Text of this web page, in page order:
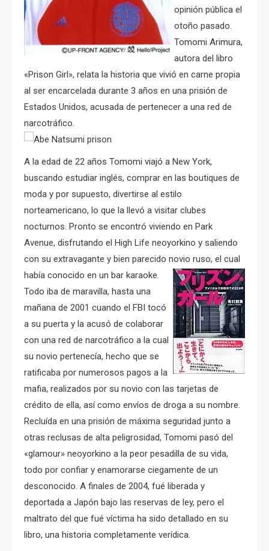
opinión pública el
otoño pasado.
Tomomi Arimura,
autora del libro
«Prison Girl», relata la historia que vivió en carne propia
al ser encarcelada durante 3 años en una prisión de
Estados Unidos, acusada de pertenecer a una red de
narcotráfico.
A la edad de 22 años Tomomi viajó a New York,
buscando estudiar inglés, comprar en las boutiques de
moda y por supuesto, divertirse al estilo
norteamericano, lo que la llevó a visitar clubes
nocturnos. Pronto se encontró viviendo en Park
Avenue, disfrutando el High Life neoyorkino y saliendo
con su extravagante y bien parecido novio ruso, el cual
había conocido en un bar karaoke.
Todo iba de maravilla, hasta una
mañana de 2001 cuando el FBI tocó
a su puerta y la acusó de colaborar
con una red de narcotráfico a la cual
su novio pertenecía, hecho que se
ratificaba por numerosos pagos a la
mafia, realizados por su novio con las tarjetas de
crédito de ella, así como envíos de droga a su nombre.
Recluída en una prisión de máxima seguridad junto a
otras reclusas de alta peligrosidad, Tomomi pasó del
«glamour» neoyorkino a la peor pesadilla de su vida,
todo por confiar y enamorarse ciegamente de un
desconocido. A finales de 2004, fué liberada y
deportada a Japón bajo las reservas de ley, pero el
maltrato del que fué víctima ha sido detallado en su
libro, una historia completamente verídica.